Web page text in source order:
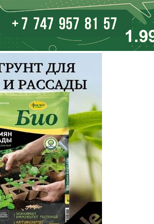
Калужская область
Камчатский край
Карачаево-Черкесия
Карелия
Кемеровская область
Кировская область
Коми
Корякский округ
Костромская область
Краснодарский край
Красноярский край
Крым